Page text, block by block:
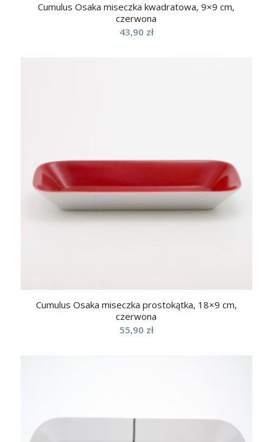
Cumulus Osaka miseczka kwadratowa, 9×9 cm,
czerwona
43,90 zł
Cumulus Osaka miseczka prostokątka, 18×9 cm,
czerwona
55,90 zł